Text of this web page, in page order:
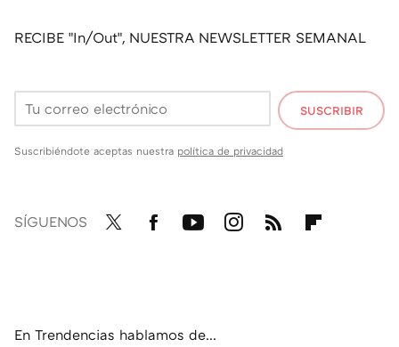
RECIBE "In/Out", NUESTRA NEWSLETTER SEMANAL
SUSCRIBIR
Suscribiéndote aceptas nuestra política de privacidad
SÍGUENOS
En Trendencias hablamos de...